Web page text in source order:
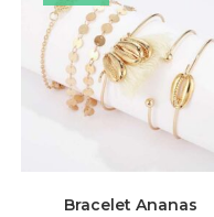
Bracelet Ananas